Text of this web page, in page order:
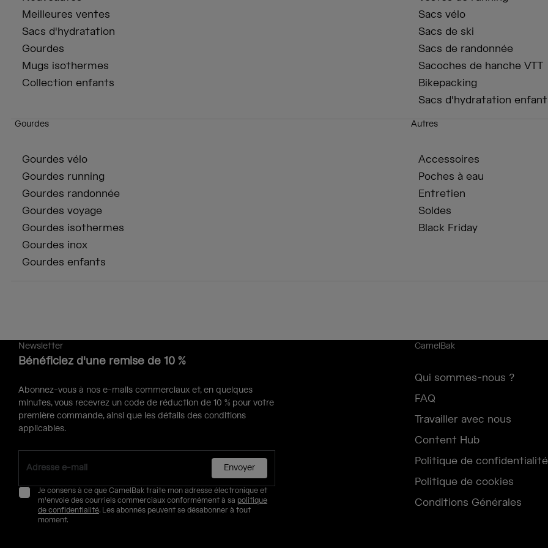
Meilleures ventes
Sacs d'hydratation
Gourdes
Mugs isothermes
Collection enfants
Sacs vélo
Sacs de ski
Sacs de randonnée
Sacoches de hanche VTT
Bikepacking
Sacs d'hydratation
Gourdes
Gourdes vélo
Gourdes running
Gourdes randonnée
Gourdes voyage
Gourdes isothermes
Gourdes inox
Gourdes enfants
Autres
Accessoires
Poches à eau
Entretien
Soldes
Black Friday
Newsletter
Bénéficiez d'une remise de 10 %
Abonnez-vous à nos e-mails commerciaux et, en quelques
minutes, vous recevrez un code de réduction de 10 % pour votre
première commande, ainsi que les détails des conditions
applicables.
Envoyer
Je consens à ce que CamelBak traite mon adresse électronique et
m'envoie des courriels commerciaux conformément à sa politique
de confidentialité. Les abonnés peuvent se désabonner à tout
moment.
CamelBak
Qui sommes-nous ?
FAQ
Travailler avec nous
Content Hub
Politique de confidentialité
Politique de cookies
Conditions Générales